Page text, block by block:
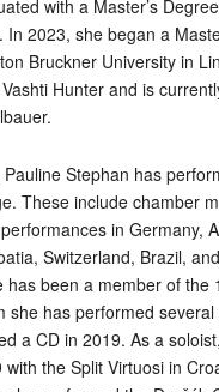
with a Master’s
In 2023, she began a
Bruckner University in
Hunter and is
Stephan has
These include chamber
in Germany,
Switzerland, Brazil,
has been a member of the
she has performed
a CD in 2019. As a
the Split Virtuosi in